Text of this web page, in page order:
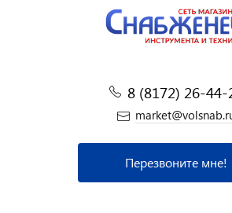
8 (8172) 26-44-
Перезвоните мне!